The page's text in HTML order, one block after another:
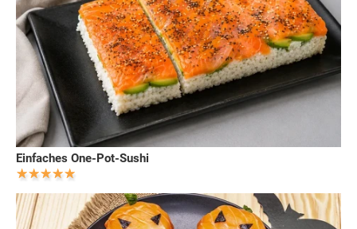
Einfaches One-Pot-Sushi